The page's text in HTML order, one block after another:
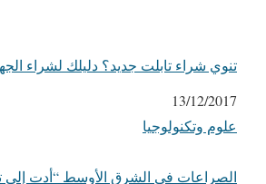
تنوي شراء تابلت جديد؟ دليلك لشراء
التاريخ
13/12/2017
في ما يتعلق بما يأتي
علوم وتكنولوجيا
الصراعات في الشرق الأوسط “أدت إلى